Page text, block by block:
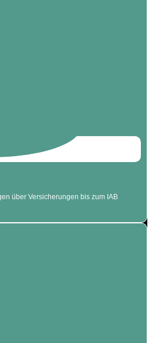
über Versicherungen bis zum IAB